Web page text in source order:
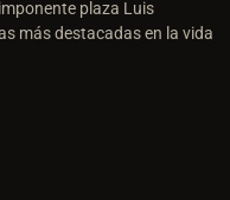
plaza Luis
más destacadas en la vida